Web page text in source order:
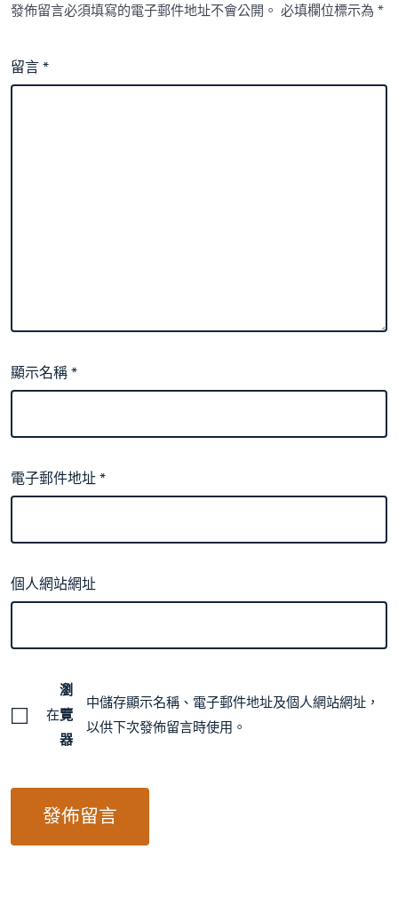
發佈留言必須填寫的電子郵件地址不會公開。 必填欄位標示為*
留言*
顯示名稱*
電子郵件地址*
個人網站網址
在
瀏
覽
器
中儲存顯示名稱、電子郵件地址及個人網站網址，
以供下次發佈留言時使用。